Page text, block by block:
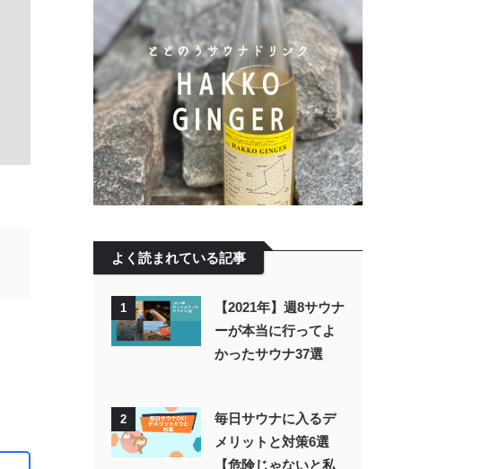
よく読まれている記事
1
【2021年】週8サウナ
ーが本当に行ってよ
かったサウナ37選
2
毎日サウナに入るデ
メリットと対策6選
【危険じゃないと私